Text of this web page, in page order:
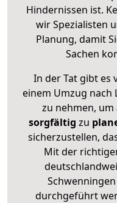
Hindernissen ist.
wir Spezialisten
Planung, damit
Sachen
In der Tat gibt es
einem Umzug nach
zu nehmen, um
sorgfältig zu
sicherzustellen,
Mit der
durchgeführt